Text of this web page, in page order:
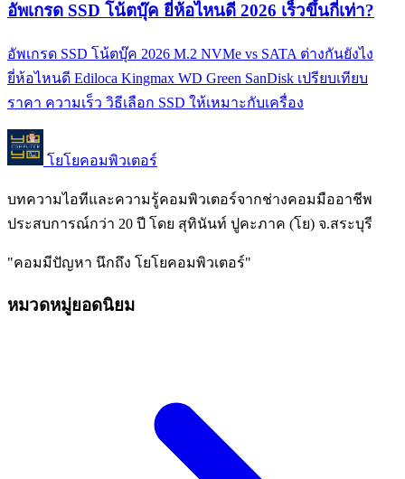
อัพเกรด SSD โน้ตบุ๊ค ยี่ห้อไหนดี 2026 เร็วขึ้นกี่เท่า?
อัพเกรด SSD โน้ตบุ๊ค 2026 M.2 NVMe vs SATA ต่างกันยังไง
ยี่ห้อไหนดี Ediloca Kingmax WD Green SanDisk เปรียบเทียบ
ราคา ความเร็ว วิธีเลือก SSD ให้เหมาะกับเครื่อง
โยโยคอมพิวเตอร์
บทความไอทีและความรู้คอมพิวเตอร์จากช่างคอมมืออาชีพ
ประสบการณ์กว่า 20 ปี โดย สุทินันท์ ปูคะภาค (โย) จ.สระบุรี
"คอมมีปัญหา นึกถึง โยโยคอมพิวเตอร์"
หมวดหมู่ยอดนิยม